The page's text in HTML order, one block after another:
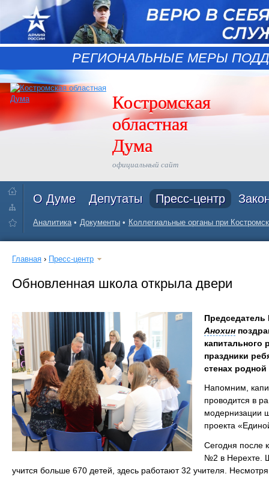
РЕГИОНАЛЬНЫЕ МЕРЫ
Костромская
областная
Дума
официальный сайт
О Думе Депутаты Пресс-центр
Аналитика Документы Коллегиальные органы при
Главная › Пресс-центр
Обновленная школа открыла двери
Анохин
праздники
стенах
Напомним,
проводится в
модернизации
проекта
Сегодня после
№2 в Нерехте.
учится больше 670 детей, здесь работают 32 учителя.